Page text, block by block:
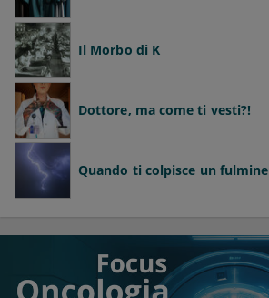
Il Morbo di K
Dottore, ma come ti vesti?!
Quando ti colpisce un fulmine